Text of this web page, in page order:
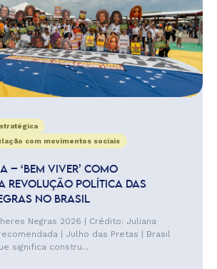
com movimentos sociais
– ‘BEM VIVER’ COMO
REVOLUÇÃO POLÍTICA DAS
NO BRASIL
Negras 2026 | Crédito: Juliana
| Julho das Pretas | Brasil
significa constru...